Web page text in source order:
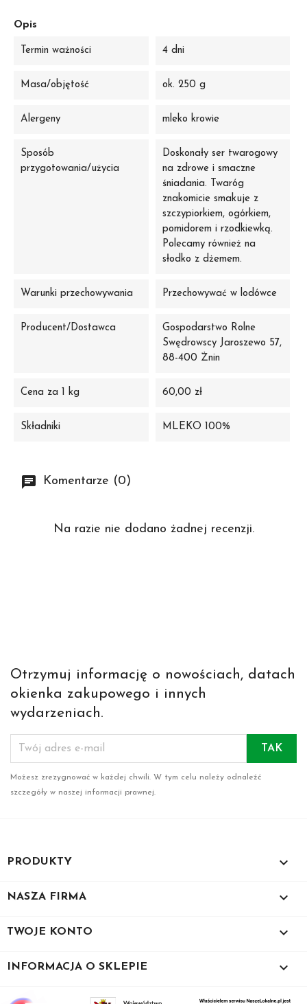
Opis
Termin ważności 4 dni
Masa/objętość ok. 250 g
Alergeny mleko krowie
Sposób
przygotowania/użycia
Doskonały ser twarogowy
na zdrowe i smaczne
śniadania. Twaróg
znakomicie smakuje z
szczypiorkiem, ogórkiem,
pomidorem i rzodkiewką.
Polecamy również na
słodko z dżemem.
Warunki przechowywania Przechowywać w lodówce
Producent/Dostawca
Gospodarstwo Rolne
Swędrowscy Jaroszewo 57,
88-400 Żnin
Cena za 1 kg 60,00 zł
Składniki MLEKO 100%
Komentarze (0)
Na razie nie dodano żadnej recenzji.
Otrzymuj informację o nowościach, datach
okienka zakupowego i innych
wydarzeniach.
Możesz zrezygnować w każdej chwili. W tym celu należy odnaleźć
szczegóły w naszej informacji prawnej.
PRODUKTY 
NASZA FIRMA 
TWOJE KONTO 
INFORMACJA O SKLEPIE keyboard_arrow_down